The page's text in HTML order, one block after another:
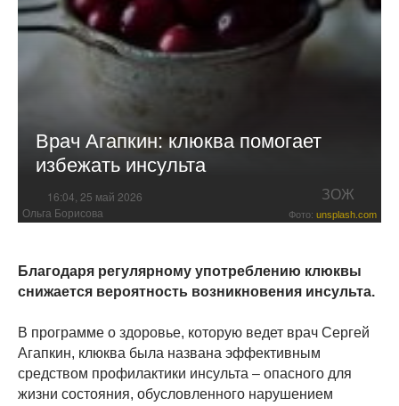
Врач Агапкин: клюква помогает
избежать инсульта
16:04, 25 май 2026 ЗОЖ
Ольга Борисова Фото: unsplash.com
Благодаря регулярному употреблению клюквы
снижается вероятность возникновения инсульта.
В программе о здоровье, которую ведет врач Сергей
Агапкин, клюква была названа эффективным
средством профилактики инсульта – опасного для
жизни состояния, обусловленного нарушением